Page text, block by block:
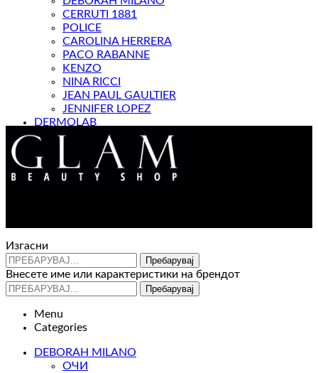
CERRUTI 1881
POLICE
CAROLINA HERRERA
PACO RABANNE
KENZO
NINA RICCI
JEAN PAUL GAULTIER
JENNIFER LOPEZ
DERMOLAB
МАГАЗИН
Изгасни
Пребарувај
Внесете име или карактеристики на брендот
Пребарувај
Menu
Categories
DEBORAH MILANO
ОЧИ